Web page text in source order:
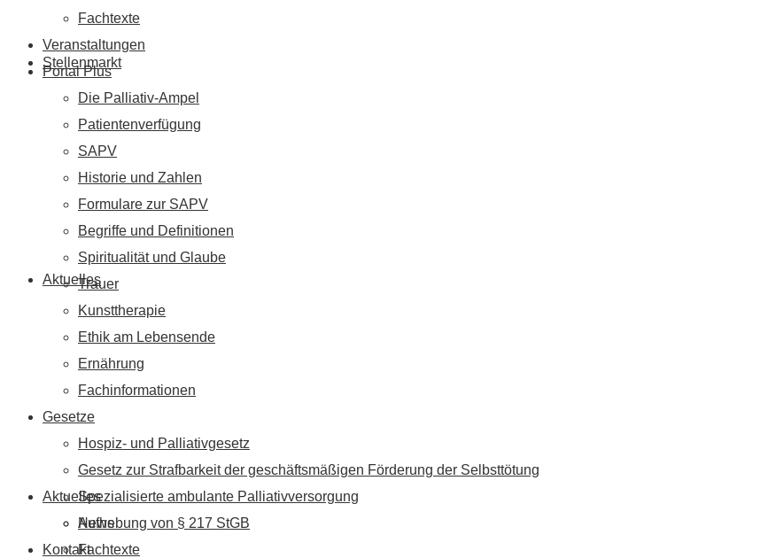
Stellenmarkt
Aktuelles
Aktuelles
News
Fachtexte
Fachtexte
Veranstaltungen
Portal Plus
Die Palliativ-Ampel
Patientenverfügung
SAPV
Historie und Zahlen
Formulare zur SAPV
Begriffe und Definitionen
Spiritualität und Glaube
Trauer
Kunsttherapie
Ethik am Lebensende
Ernährung
Fachinformationen
Gesetze
Hospiz- und Palliativgesetz
Gesetz zur Strafbarkeit der geschäftsmäßigen Förderung der Selbsttötung
Spezialisierte ambulante Palliativversorgung
Aufhebung von § 217 StGB
Kontakt